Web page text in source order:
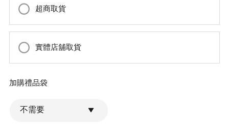
超商取貨
實體店舖取貨
加購禮品袋
不需要